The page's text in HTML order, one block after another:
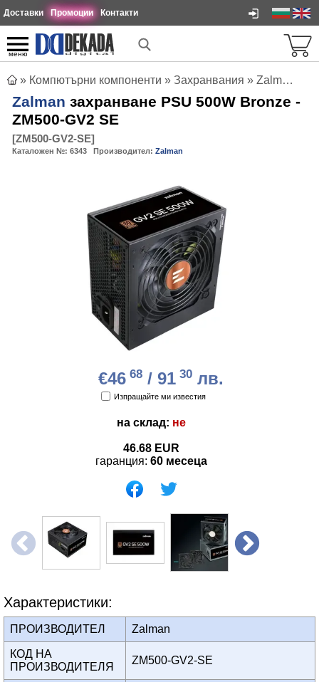
Доставки Промоции Контакти
меню
» Компютърни компоненти » Захранвания » Zalman захранване PSU 500W Bronze - ZM500-GV2 SE
Zalman захранване PSU 500W Bronze -
ZM500-GV2 SE
[ZM500-GV2-SE]
Каталожен №: 6343 Производител: Zalman
€46 68/ 91 30лв.
Изпращайте ми известия
на склад: не
46.68 EUR
гаранция: 60 месеца
Характеристики:
ПРОИЗВОДИТЕЛ Zalman
КОД НА
ПРОИЗВОДИТЕЛЯ
ZM500-GV2-SE